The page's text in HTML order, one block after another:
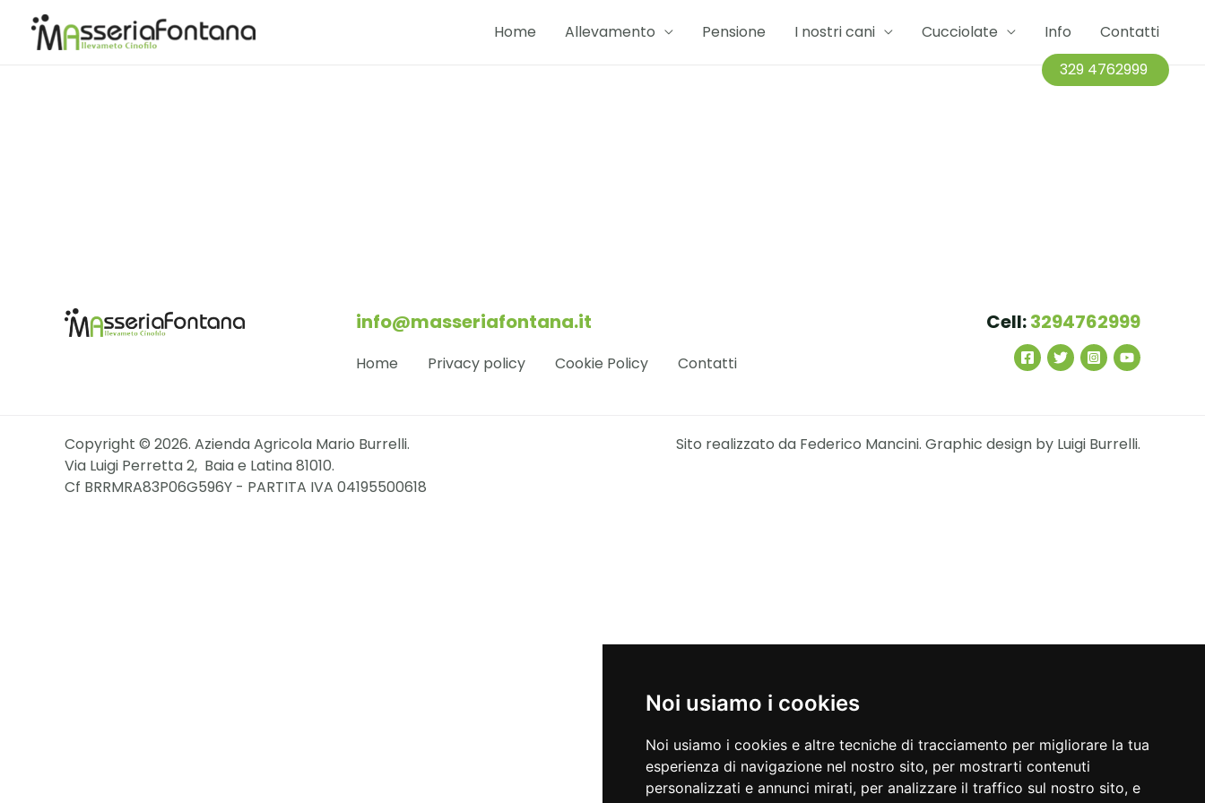
Noi usiamo i cookies
Noi usiamo i cookies e altre tecniche di tracciamento per migliorare la tua
esperienza di navigazione nel nostro sito, per mostrarti contenuti
personalizzati e annunci mirati, per analizzare il traffico sul nostro sito, e
Home Allevamento Pensione I nostri cani Cucciolate Info
Contatti
329 4762999
info@masseriafontana.it
Home Privacy policy Cookie Policy Contatti
Cell:3294762999
Copyright © 2026. Azienda Agricola Mario Burrelli.
Via Luigi Perretta 2, Baia e Latina 81010.
Cf BRRMRA83P06G596Y - PARTITA IVA 04195500618
Sito realizzato da Federico Mancini. Graphic design by Luigi Burrelli.